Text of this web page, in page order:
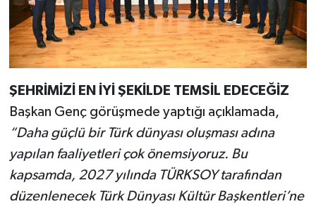
ŞEHRİMİZİ EN İYİ ŞEKİLDE TEMSİL EDECEĞİZ
Başkan Genç görüşmede yaptığı açıklamada,
“Daha güçlü bir Türk dünyası oluşması adına
yapılan faaliyetleri çok önemsiyoruz. Bu
kapsamda, 2027 yılında TÜRKSOY tarafından
düzenlenecek Türk Dünyası Kültür Başkentleri’ne